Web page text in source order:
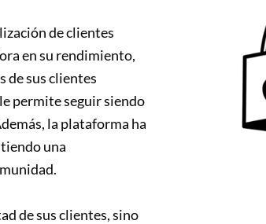
de clientes
en su rendimiento,
de sus clientes
permite seguir siendo
la plataforma ha
una
de sus clientes, sino